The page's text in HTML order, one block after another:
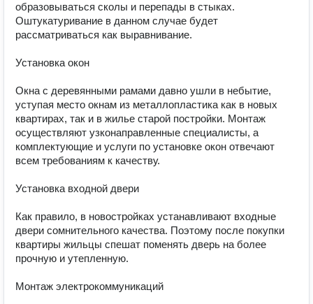
образовываться сколы и перепады в стыках.
Оштукатуривание в данном случае будет
рассматриваться как выравнивание.
Установка окон
Окна с деревянными рамами давно ушли в небытие,
уступая место окнам из металлопластика как в новых
квартирах, так и в жилье старой постройки. Монтаж
осуществляют узконаправленные специалисты, а
комплектующие и услуги по установке окон отвечают
всем требованиям к качеству.
Установка входной двери
Как правило, в новостройках устанавливают входные
двери сомнительного качества. Поэтому после покупки
квартиры жильцы спешат поменять дверь на более
прочную и утепленную.
Монтаж электрокоммуникаций